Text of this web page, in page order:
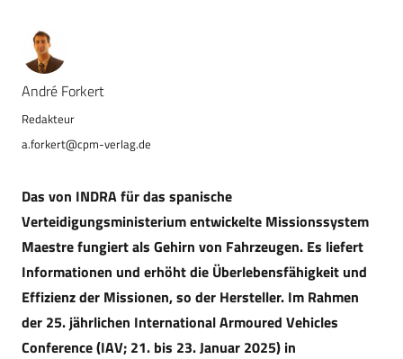
André Forkert
a.forkert@cpm-verlag.de
Das von INDRA für das spanische
Verteidigungsministerium entwickelte Missionssystem
Maestre fungiert als Gehirn von Fahrzeugen. Es liefert
Informationen und erhöht die Überlebensfähigkeit und
Effizienz der Missionen, so der Hersteller. Im Rahmen
der 25. jährlichen International Armoured Vehicles
Conference (IAV; 21. bis 23. Januar 2025) in